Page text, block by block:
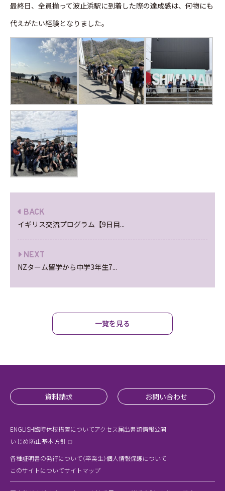
最終日、全員揃って波止浜駅に到着した際の達成感は、何物にも
代えがたい経験となりました。
BACK
イギリス交流プログラム【9日目...
NEXT
NZターム留学から中学3年生7...
一覧を見る
資料請求 お問い合わせ
ENGLISH臨時休校措置についてアクセス届出書類情報公開
いじめ防止基本方針
各種証明書の発行について（卒業生）個人情報保護について
このサイトについてサイトマップ